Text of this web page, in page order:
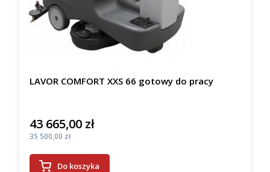
LAVOR COMFORT XXS 66 gotowy do pracy
Cena
43 665,00 zł
Cena
35 500,00 zł
Do koszyka